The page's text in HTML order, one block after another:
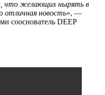
что желающих нырять в
отличная новость», —
сооснователь DEEP